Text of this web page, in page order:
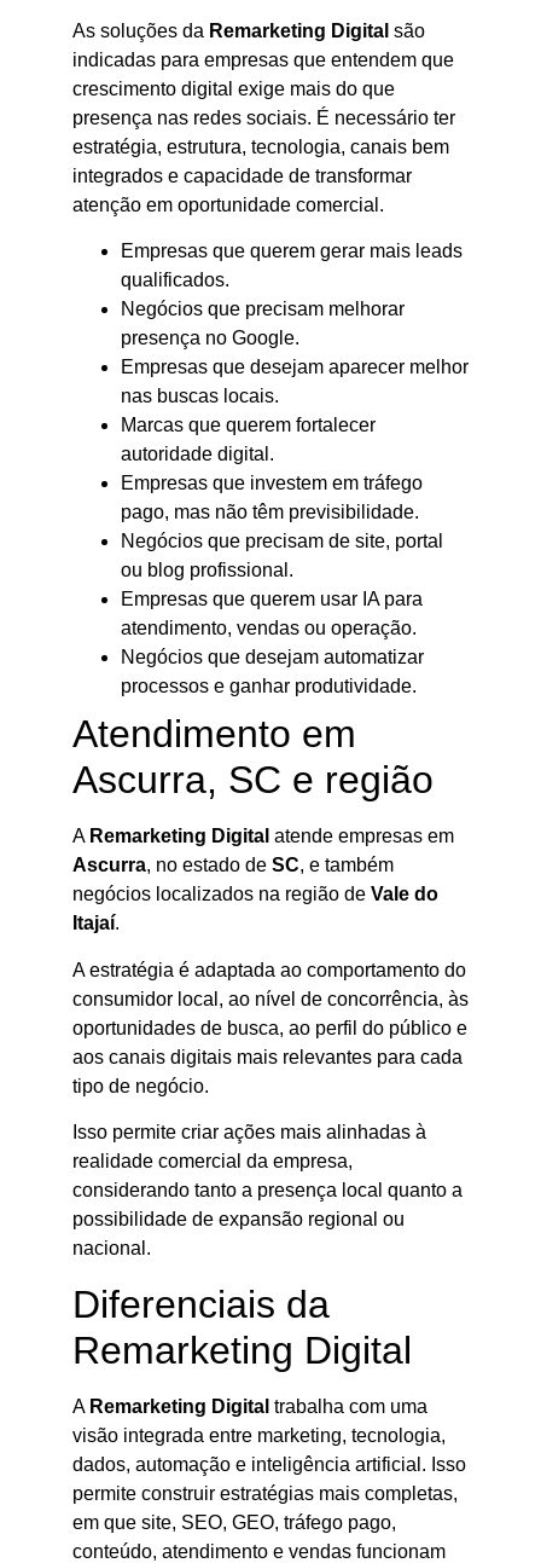
As soluções da Remarketing Digital são
indicadas para empresas que entendem que
crescimento digital exige mais do que
presença nas redes sociais. É necessário ter
estratégia, estrutura, tecnologia, canais bem
integrados e capacidade de transformar
atenção em oportunidade comercial.
Empresas que querem gerar mais leads
qualificados.
Negócios que precisam melhorar
presença no Google.
Empresas que desejam aparecer melhor
nas buscas locais.
Marcas que querem fortalecer
autoridade digital.
Empresas que investem em tráfego
pago, mas não têm previsibilidade.
Negócios que precisam de site, portal
ou blog profissional.
Empresas que querem usar IA para
atendimento, vendas ou operação.
Negócios que desejam automatizar
processos e ganhar produtividade.
Atendimento em
Ascurra, SC e região
A Remarketing Digital atende empresas em
Ascurra, no estado de SC, e também
negócios localizados na região de Vale do
Itajaí.
A estratégia é adaptada ao comportamento do
consumidor local, ao nível de concorrência, às
oportunidades de busca, ao perfil do público e
aos canais digitais mais relevantes para cada
tipo de negócio.
Isso permite criar ações mais alinhadas à
realidade comercial da empresa,
considerando tanto a presença local quanto a
possibilidade de expansão regional ou
nacional.
Diferenciais da
Remarketing Digital
A Remarketing Digital trabalha com uma
visão integrada entre marketing, tecnologia,
dados, automação e inteligência artificial. Isso
permite construir estratégias mais completas,
em que site, SEO, GEO, tráfego pago,
conteúdo, atendimento e vendas funcionam